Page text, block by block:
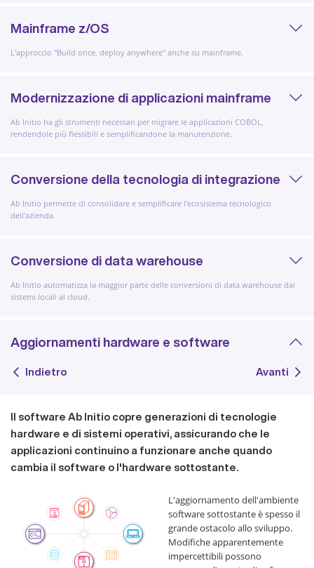
Mainframe z/OS
L'approccio "Build once, deploy anywhere" anche su mainframe.
Modernizzazione di applicazioni mainframe
Ab Initio ha gli strumenti necessari per migrare le applicazioni COBOL,
rendendole più flessibili e semplificandone la manutenzione.
Conversione della tecnologia di integrazione
Ab Initio permette di consolidare e semplificare l'ecosistema tecnologico
dell'azienda.
Conversione di data warehouse
Ab Initio automatizza la maggior parte delle conversioni di data warehouse dai
sistemi locali al cloud.
Aggiornamenti hardware e software
Indietro Avanti
Il software Ab Initio copre generazioni di tecnologie
hardware e di sistemi operativi, assicurando che le
applicazioni continuino a funzionare anche quando
cambia il software o l'hardware sottostante.
L'aggiornamento dell'ambiente
software sottostante è spesso il
grande ostacolo allo sviluppo.
Modifiche apparentemente
impercettibili possono